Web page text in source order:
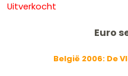
Uitverkocht
Euro
België 2006: De